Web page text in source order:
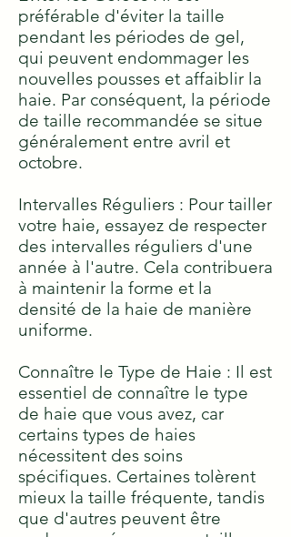
préférable d'éviter la taille
pendant les périodes de gel,
qui peuvent endommager les
nouvelles pousses et affaiblir la
haie. Par conséquent, la période
de taille recommandée se situe
généralement entre avril et
octobre.
Intervalles Réguliers : Pour tailler
votre haie, essayez de respecter
des intervalles réguliers d'une
année à l'autre. Cela contribuera
à maintenir la forme et la
densité de la haie de manière
uniforme.
Connaître le Type de Haie : Il est
essentiel de connaître le type
de haie que vous avez, car
certains types de haies
nécessitent des soins
spécifiques. Certaines tolèrent
mieux la taille fréquente, tandis
que d'autres peuvent être